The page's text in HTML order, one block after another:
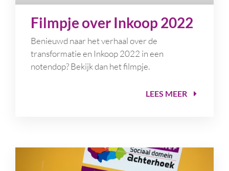
Filmpje over Inkoop 2022
Benieuwd naar het verhaal over de
transformatie en Inkoop 2022 in een
notendop? Bekijk dan het filmpje.
LEES MEER